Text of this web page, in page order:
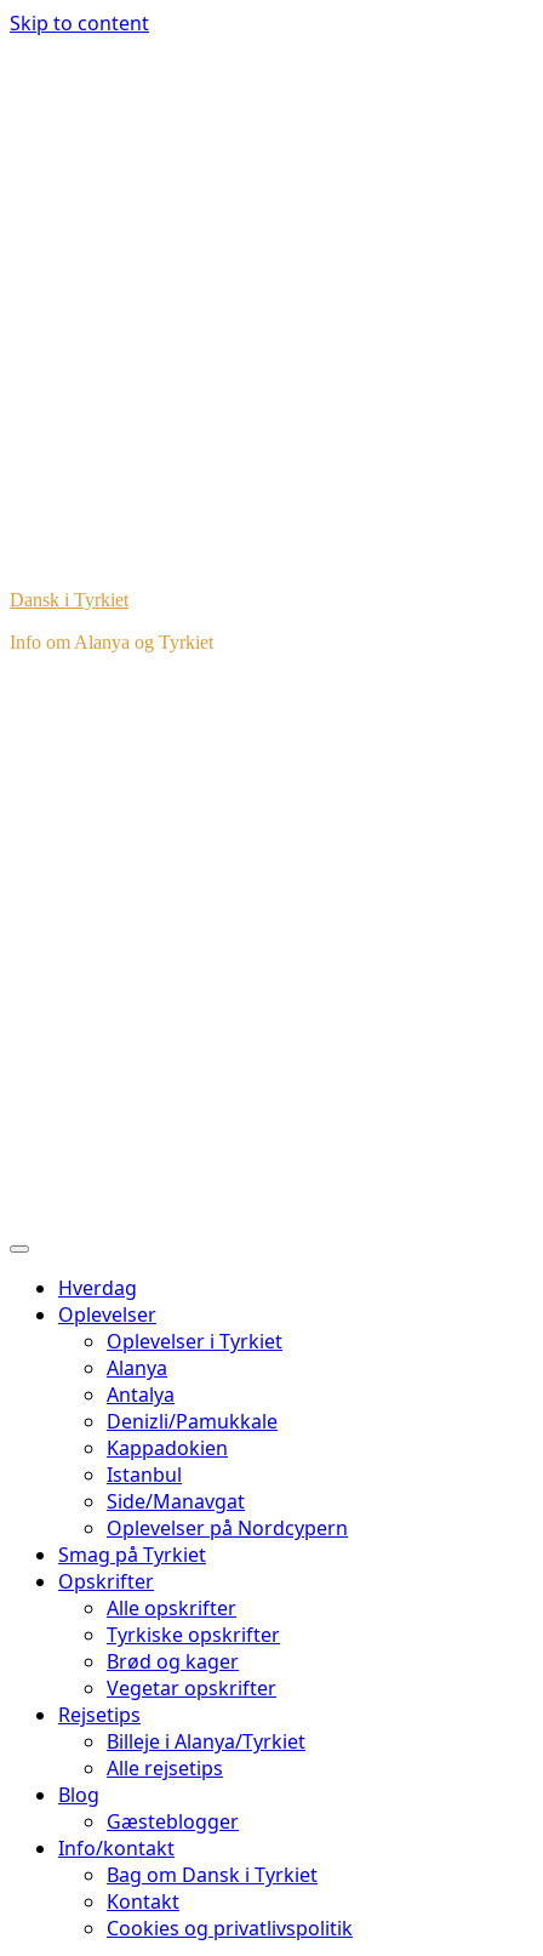
Skip to content
Dansk i Tyrkiet
Info om Alanya og Tyrkiet
Hverdag
Oplevelser
Oplevelser i Tyrkiet
Alanya
Antalya
Denizli/Pamukkale
Kappadokien
Istanbul
Side/Manavgat
Oplevelser på Nordcypern
Smag på Tyrkiet
Opskrifter
Alle opskrifter
Tyrkiske opskrifter
Brød og kager
Vegetar opskrifter
Rejsetips
Billeje i Alanya/Tyrkiet
Alle rejsetips
Blog
Gæsteblogger
Info/kontakt
Bag om Dansk i Tyrkiet
Kontakt
Cookies og privatlivspolitik